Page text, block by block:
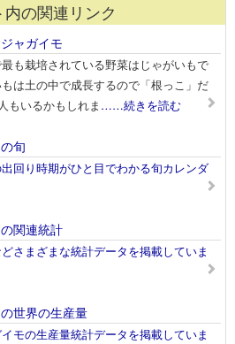
の関連リンク
ャガイモ
も栽培されている野菜はじゃがいもで
は土の中で成長するので「根っこ」だ
もいるかもしれま ……続きを読む
旬
回り時期がひと目でわかる旬カレンダ
関連統計
さまざまな統計データを掲載していま
世界の生産量
モの生産量統計データを掲載していま